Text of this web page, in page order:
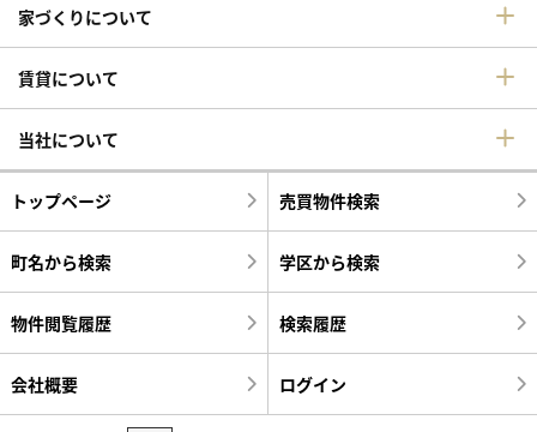
家づくりについて
賃貸について
当社について
トップページ 売買物件検索
町名から検索 学区から検索
物件閲覧履歴 検索履歴
会社概要 ログイン